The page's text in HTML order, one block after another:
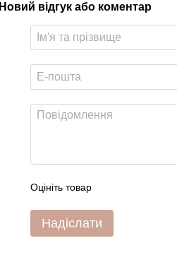
Новий відгук або коментар
Оцініть товар
Надіслати